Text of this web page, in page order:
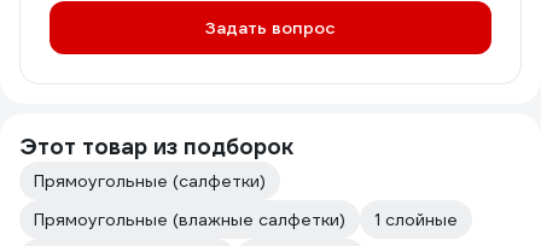
Задать вопрос
Этот товар из подборок
Прямоугольные (салфетки)
Прямоугольные (влажные салфетки)
1 слойные